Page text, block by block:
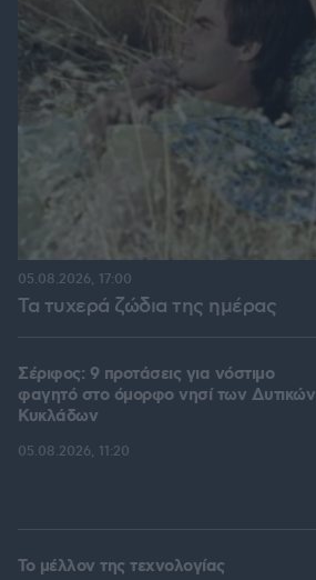
Τα τυχερά ζώδια της ημέρας
05.08.2026, 17:00
Σέριφος: 9 προτάσεις για νόστιμο
φαγητό στο όμορφο νησί των Δυτικών
Κυκλάδων
05.08.2026, 11:20
Το μέλλον της τεχνολογίας